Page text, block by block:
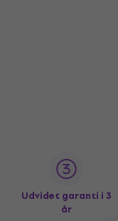
Udvidet garanti i 3
år